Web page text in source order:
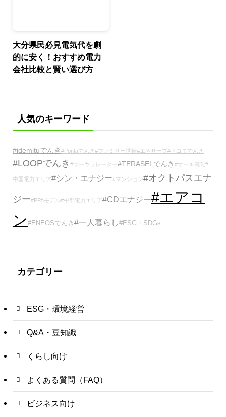
大分県民必見電気代を劇
的に安く！おすすめ電力
会社比較と賢い選び方
人気のキーワード
#idemituでんき #Pontaでんき #ファミリー世帯#エネサーブ#ドコモでんき
#LOOPでんき #サーキュレーター#TERASELでんき #オール電化#
中国電力エリア#シン・エナジー#マンション#オクトパスエナ
ジー#PPAモデル#中部電力エリア#CDエナジー#エアコ
ン #ENEOSでんき #一人暮らし#ESG・SDGs
カテゴリー
ESG・環境経営
Q&A・豆知識
くらし向け
よくある質問（FAQ）
ビジネス向け